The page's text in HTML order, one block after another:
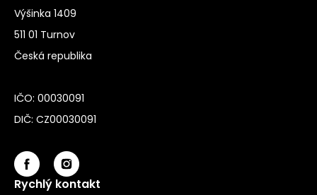
Výšinka 1409
511 01 Turnov
Česká republika
IČO: 00030091
DIČ: CZ00030091
Rychlý kontakt